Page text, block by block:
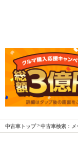
中古車トップ 中古車検索：メ